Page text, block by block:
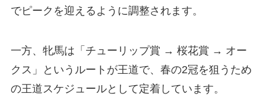
でピークを迎えるように調整されます。
一方、牝馬は「チューリップ賞 → 桜花賞 → オー
クス」というルートが王道で、春の2冠を狙うため
の王道スケジュールとして定着しています。